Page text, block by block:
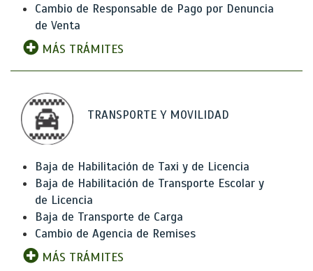
Cambio de Responsable de Pago por Denuncia
de Venta
MÁS TRÁMITES
TRANSPORTE Y MOVILIDAD
Baja de Habilitación de Taxi y de Licencia
Baja de Habilitación de Transporte Escolar y
de Licencia
Baja de Transporte de Carga
Cambio de Agencia de Remises
MÁS TRÁMITES